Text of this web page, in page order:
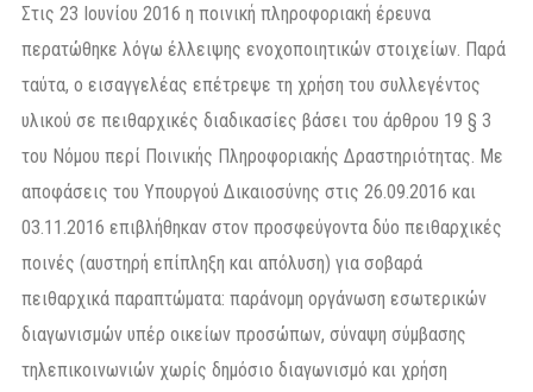
Στις 23 Ιουνίου 2016 η ποινική πληροφοριακή έρευνα
περατώθηκε λόγω έλλειψης ενοχοποιητικών στοιχείων. Παρά
ταύτα, ο εισαγγελέας επέτρεψε τη χρήση του συλλεγέντος
υλικού σε πειθαρχικές διαδικασίες βάσει του άρθρου 19 § 3
του Νόμου περί Ποινικής Πληροφοριακής Δραστηριότητας. Με
αποφάσεις του Υπουργού Δικαιοσύνης στις 26.09.2016 και
03.11.2016 επιβλήθηκαν στον προσφεύγοντα δύο πειθαρχικές
ποινές (αυστηρή επίπληξη και απόλυση) για σοβαρά
πειθαρχικά παραπτώματα: παράνομη οργάνωση εσωτερικών
διαγωνισμών υπέρ οικείων προσώπων, σύναψη σύμβασης
τηλεπικοινωνιών χωρίς δημόσιο διαγωνισμό και χρήση